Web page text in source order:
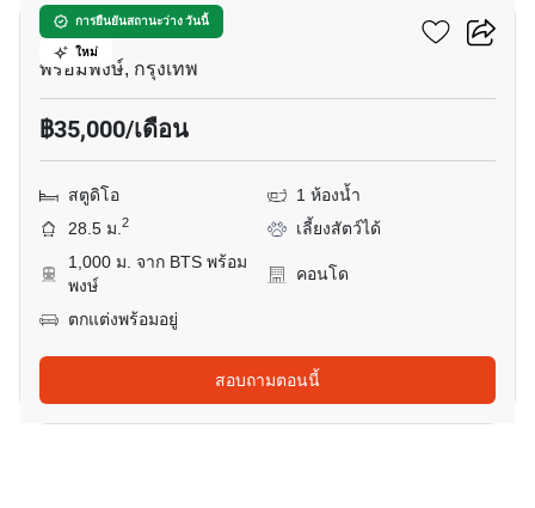
การยืนยันสถานะว่าง วันนี้
ใหม่
สโคป พร้อมศรี
พร้อมพงษ์, กรุงเทพ
฿35,000/เดือน
สตูดิโอ
1 ห้องน้ำ
28.5 ม.2
เลี้ยงสัตว์ได้
1,000 ม. จาก BTS พร้อม
พงษ์
คอนโด
ตกแต่งพร้อมอยู่
สอบถามตอนนี้